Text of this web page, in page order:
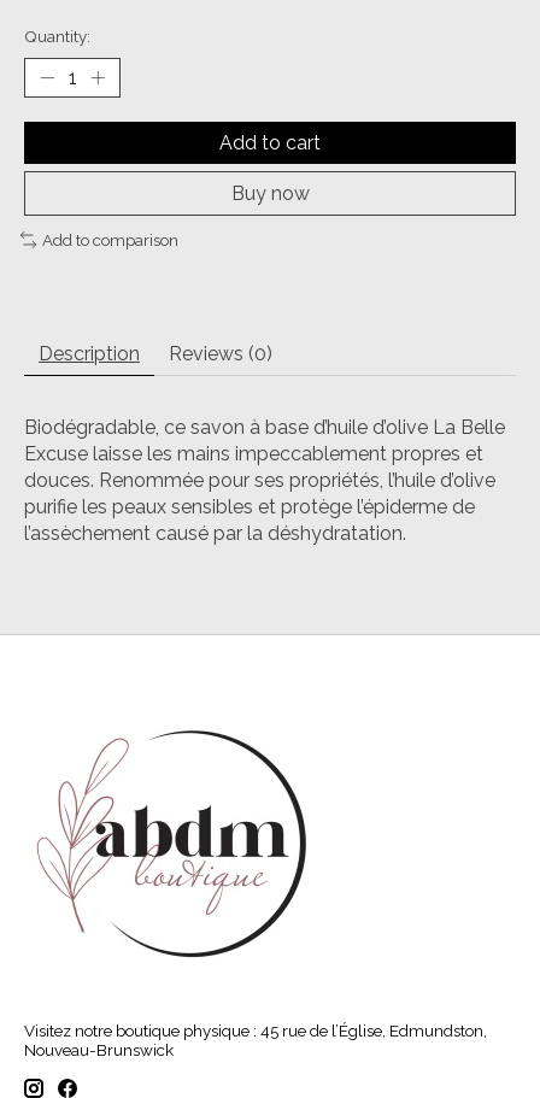
Quantity:
Add to cart
Buy now
Add to comparison
Description Reviews (0)
Biodégradable, ce savon à base d’huile d’olive La Belle
Excuse laisse les mains impeccablement propres et
douces. Renommée pour ses propriétés, l’huile d’olive
purifie les peaux sensibles et protège l’épiderme de
l’assèchement causé par la déshydratation.
Visitez notre boutique physique : 45 rue de l’Église, Edmundston,
Nouveau-Brunswick